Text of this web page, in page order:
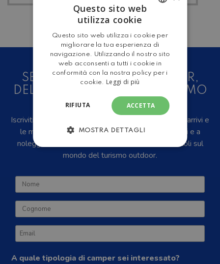
SEI UN AMANTE DEL CAMPER,
DELLE CARAVAN E DEL TURISMO
ALL'ARIA APERTA?
Iscriviti alla newsletter, riceverai in anteprima i nuovi arrivi e
le migliori offerte su camper e caravan nuovi, usati e a
noleggio, eventi, video recensioni, iniziative e articoli sul
mondo del turismo outdoor.
A quale tipologia di camper sei interessato?
ENGLISH
Questo sito web
utilizza cookie
Questo sito web utilizza i cookie per
migliorare la tua esperienza di
navigazione. Utilizzando il nostro sito
web acconsenti a tutti i cookie in
conformità con la nostra policy per i
cookie. Leggi di più
ACCETTA
RIFIUTA
MOSTRA DETTAGLI